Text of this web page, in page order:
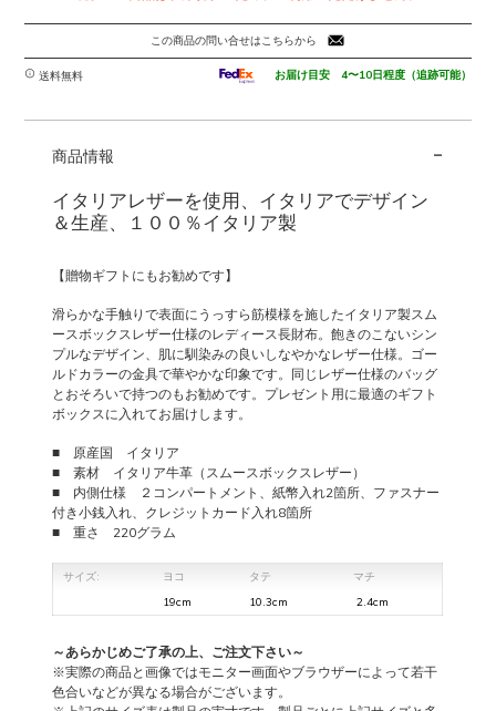
この商品の問い合せはこちらから
送料無料 お届け目安 4〜10日程度（追跡可能）
商品情報 -
イタリアレザーを使用、イタリアでデザイン
＆生産、１００％イタリア製
【贈物ギフトにもお勧めです】
滑らかな手触りで表面にうっすら筋模様を施したイタリア製スム
ースボックスレザー仕様のレディース長財布。飽きのこないシン
プルなデザイン、肌に馴染みの良いしなやかなレザー仕様。ゴー
ルドカラーの金具で華やかな印象です。同じレザー仕様のバッグ
とおそろいで持つのもお勧めです。プレゼント用に最適のギフト
ボックスに入れてお届けします。
■ 原産国 イタリア
■ 素材 イタリア牛革（スムースボックスレザー）
■ 内側仕様 ２コンパートメント、紙幣入れ2箇所、ファスナー
付き小銭入れ、クレジットカード入れ8箇所
■ 重さ 220グラム
サイズ: ヨコ タテ
マチ
19cm
10.3cm 2.4cm
～あらかじめご了承の上、ご注文下さい～
※実際の商品と画像ではモニター画面やブラウザーによって若干
色合いなどが異なる場合がございます。